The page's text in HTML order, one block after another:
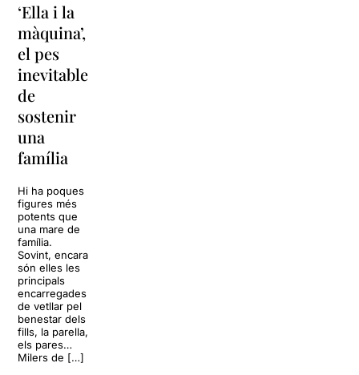
‘Ella i la
màquina’,
el pes
inevitable
de
sostenir
una
família
Hi ha poques
figures més
potents que
una mare de
família.
Sovint, encara
són elles les
principals
encarregades
de vetllar pel
benestar dels
fills, la parella,
els pares…
Milers de […]